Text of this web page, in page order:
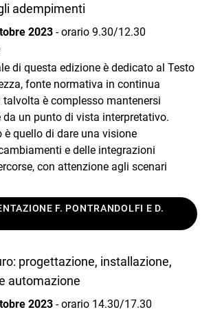
adempimenti
2023 - orario 9.30/12.30
di questa edizione è dedicato al Testo
fonte normativa in continua
è complesso mantenersi
da un punto di vista interpretativo.
è quello di dare una visione
e delle integrazioni
con attenzione agli scenari
F. PONTRANDOLFI E D.
progettazione, installazione,
automazione
2023 - orario 14.30/17.30